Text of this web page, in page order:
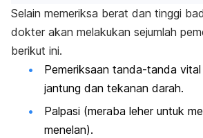
Selain memeriksa berat dan tinggi
dokter akan melakukan sejumlah
berikut ini.
Pemeriksaan tanda-tanda
jantung dan tekanan darah.
Palpasi (meraba leher untuk
menelan).